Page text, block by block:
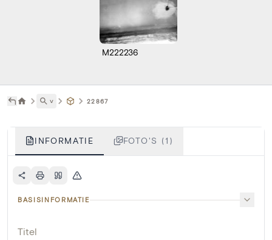
M222236
˅ 22867
INFORMATIE FOTO'S (1)
BASISINFORMATIE
Titel